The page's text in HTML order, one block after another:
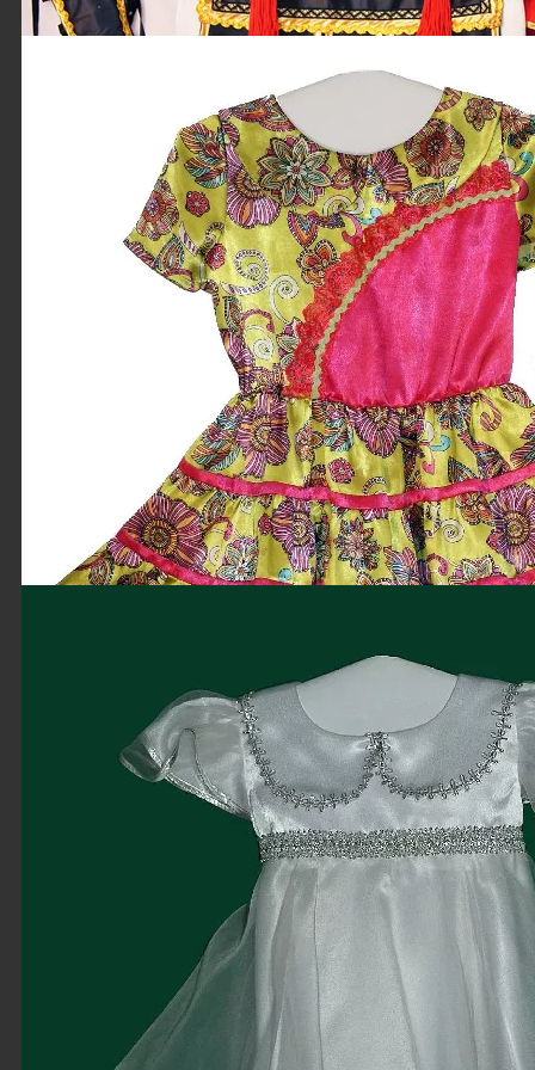
Римский воин
Бывают нужны
необычные вещи,
Детское платье